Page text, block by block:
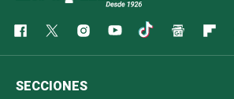
SECCIONES